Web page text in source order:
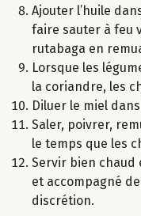
Ajouter l’huile
faire sauter à feu
rutabaga en
Lorsque les
la coriandre, les
Diluer le miel
Saler, poivrer,
le temps que les
Servir bien chaud
et accompagné
discrétion.